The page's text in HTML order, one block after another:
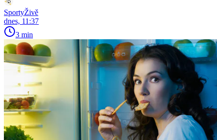
SportyŽivě
dnes, 11:37
3 min